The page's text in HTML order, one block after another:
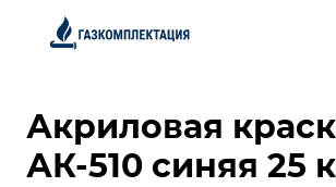
Акриловая
АК-510 синяя 25